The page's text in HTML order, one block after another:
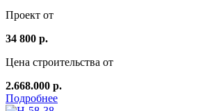
Проект от
34 800 р.
Цена строительства от
2.668.000 р.
Подробнее